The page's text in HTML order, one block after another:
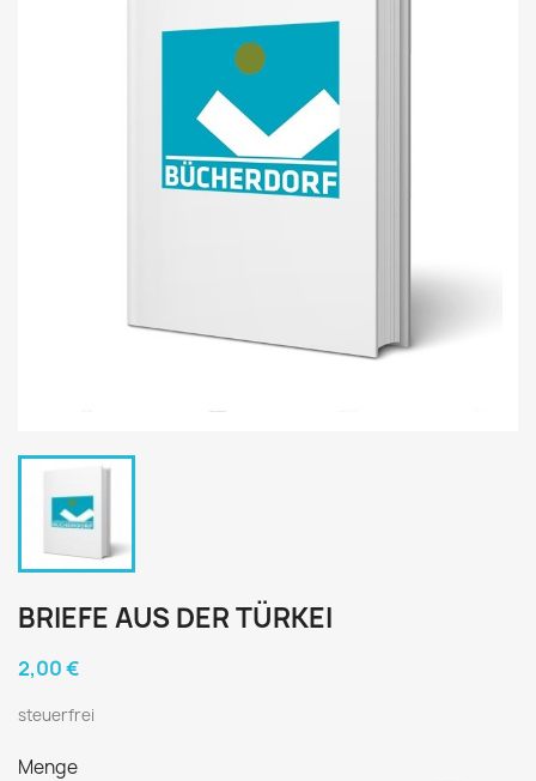
BRIEFE AUS DER TÜRKEI
2,00 €
steuerfrei
Menge